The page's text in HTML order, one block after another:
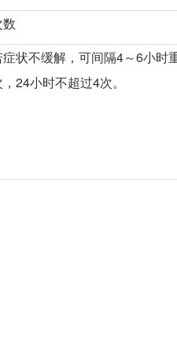
数
状不缓解，可间隔4～6小时
24小时不超过4次。